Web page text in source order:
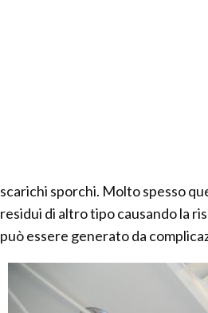
scarichi sporchi. Molto spesso
residui di altro tipo causando la
può essere generato da